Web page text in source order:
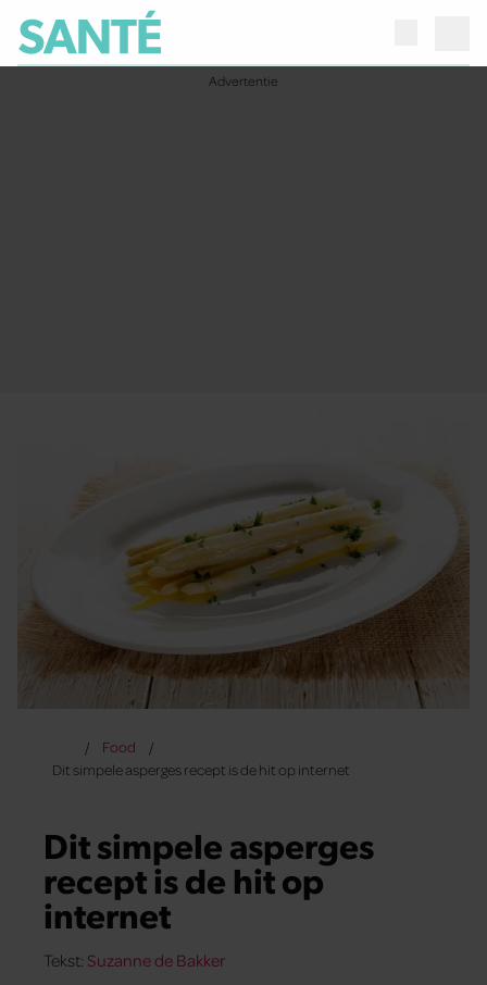
Food
Dit simpele asperges recept is de hit op internet
Dit simpele asperges
recept is de hit op
internet
Tekst: Suzanne de Bakker